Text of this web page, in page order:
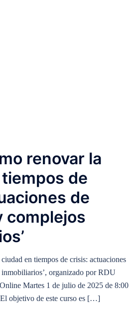
renovar la
de
de
complejos
en tiempos de crisis: actuaciones
organizado por RDU
Martes 1 de julio de 2025 de 8:00
objetivo de este curso es […]